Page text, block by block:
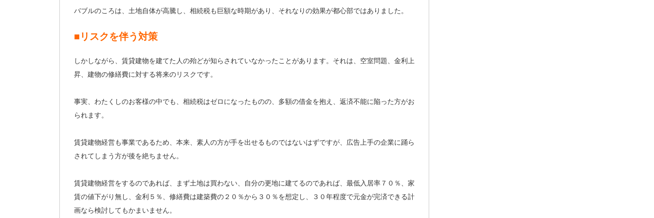
バブルのころは、土地自体が高騰し、相続税も巨額な時期があり、それなりの効果が都心部ではありました。
■リスクを伴う対策
しかしながら、賃貸建物を建てた人の殆どが知らされていなかったことがあります。それは、空室問題、金利上
昇、建物の修繕費に対する将来のリスクです。
事実、わたくしのお客様の中でも、相続税はゼロになったものの、多額の借金を抱え、返済不能に陥った方がお
られます。
賃貸建物経営も事業であるため、本来、素人の方が手を出せるものではないはずですが、広告上手の企業に踊ら
されてしまう方が後を絶ちません。
賃貸建物経営をするのであれば、まず土地は買わない、自分の更地に建てるのであれば、最低入居率７０％、家
賃の値下がり無し、金利５％、修繕費は建築費の２０％から３０％を想定し、３０年程度で元金が完済できる計
画なら検討してもかまいません。